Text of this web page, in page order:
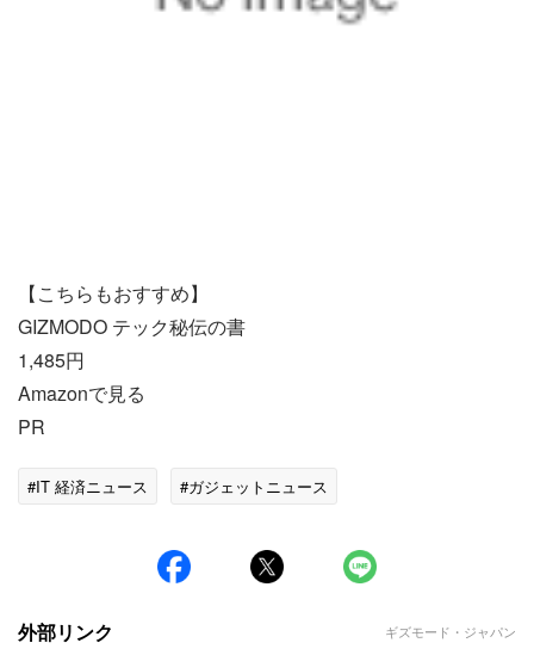
【こちらもおすすめ】
GIZMODO テック秘伝の書
1,485円
Amazonで見る
PR
#IT 経済ニュース #ガジェットニュース
外部リンク ギズモード・ジャパン